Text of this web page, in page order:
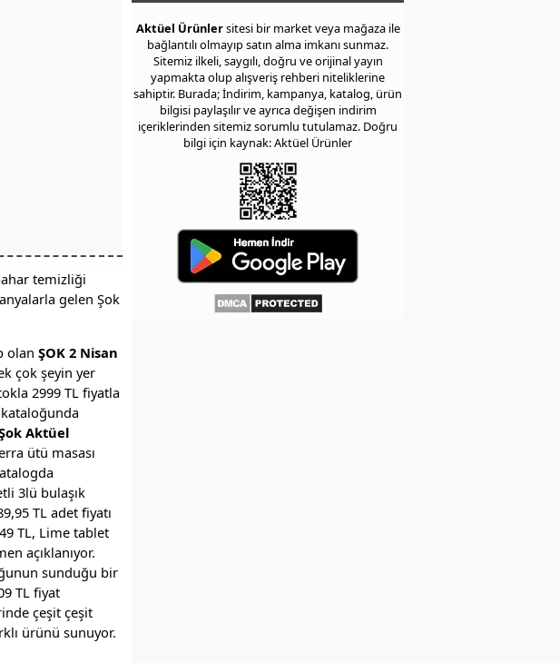
temizliği
gelen Şok
olan ŞOK 2 Nisan
çok şeyin yer
2999 TL fiyatla
kataloğunda
Aktüel
ütü masası
3lü bulaşık
TL adet fiyatı
TL, Lime tablet
açıklanıyor.
sunduğu bir
TL fiyat
çeşit çeşit
ürünü sunuyor.
Aktüel Ürünlersitesi bir market veya mağaza ile
bağlantılı olmayıp satın alma imkanı sunmaz.
Sitemiz ilkeli, saygılı, doğru ve orijinal yayın
yapmakta olup alışveriş rehberi niteliklerine
sahiptir. Burada; İndirim, kampanya, katalog, ürün
bilgisi paylaşılır ve ayrıca değişen indirim
içeriklerinden sitemiz sorumlu tutulamaz. Doğru
bilgi için kaynak: Aktüel Ürünler